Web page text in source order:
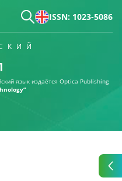
ISSN: 1023-5086
язык издаётся Optica Publishing